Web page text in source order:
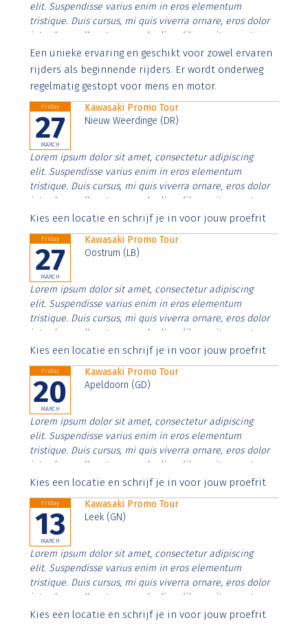
elit. Suspendisse varius enim in eros elementum
tristique. Duis cursus, mi quis viverra ornare, eros dolor
interdum nulla, ut commodo diam libero vitae erat.
Aenean faucibus nibh et justo cursus id rutrum lorem
imperdiet. Nunc ut sem vitae risus tristique posuere.
Een unieke ervaring en geschikt voor zowel ervaren
rijders als beginnende rijders. Er wordt onderweg
regelmatig gestopt voor mens en motor.
Friday
27
MARCH
Kawasaki Promo Tour
Nieuw Weerdinge (DR)
Lorem ipsum dolor sit amet, consectetur adipiscing
elit. Suspendisse varius enim in eros elementum
tristique. Duis cursus, mi quis viverra ornare, eros dolor
interdum nulla, ut commodo diam libero vitae erat.
Aenean faucibus nibh et justo cursus id rutrum lorem
Kies een locatie en schrijf je in voor jouw proefrit
Friday
27
MARCH
Kawasaki Promo Tour
Oostrum (LB)
Lorem ipsum dolor sit amet, consectetur adipiscing
elit. Suspendisse varius enim in eros elementum
tristique. Duis cursus, mi quis viverra ornare, eros dolor
interdum nulla, ut commodo diam libero vitae erat.
Aenean faucibus nibh et justo cursus id rutrum lorem
Kies een locatie en schrijf je in voor jouw proefrit
Friday
20
MARCH
Kawasaki Promo Tour
Apeldoorn (GD)
Lorem ipsum dolor sit amet, consectetur adipiscing
elit. Suspendisse varius enim in eros elementum
tristique. Duis cursus, mi quis viverra ornare, eros dolor
interdum nulla, ut commodo diam libero vitae erat.
Aenean faucibus nibh et justo cursus id rutrum lorem
Kies een locatie en schrijf je in voor jouw proefrit
Friday
13
MARCH
Kawasaki Promo Tour
Leek (GN)
Lorem ipsum dolor sit amet, consectetur adipiscing
elit. Suspendisse varius enim in eros elementum
tristique. Duis cursus, mi quis viverra ornare, eros dolor
interdum nulla, ut commodo diam libero vitae erat.
Aenean faucibus nibh et justo cursus id rutrum lorem
Kies een locatie en schrijf je in voor jouw proefrit